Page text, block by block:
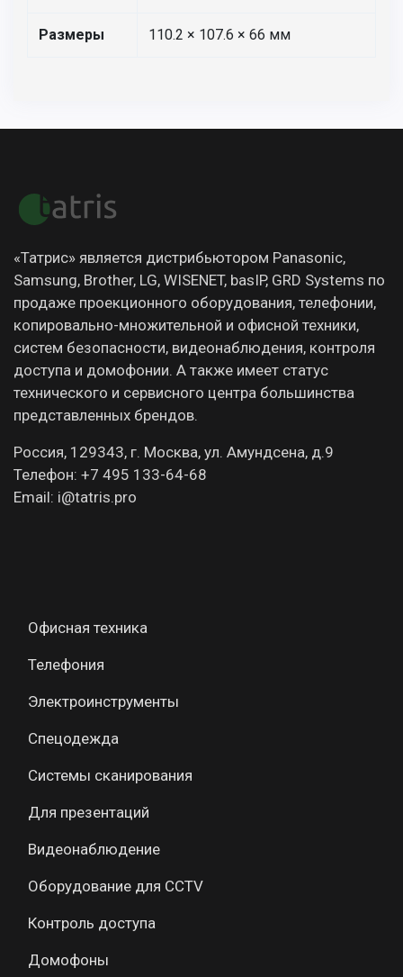
Размеры 110.2 × 107.6 × 66 мм
«Татрис» является дистрибьютором Panasonic,
Samsung, Brother, LG, WISENET, basIP, GRD Systems по
продаже проекционного оборудования, телефонии,
копировально-множительной и офисной техники,
систем безопасности, видеонаблюдения, контроля
доступа и домофонии. А также имеет статус
технического и сервисного центра большинства
представленных брендов.
Россия, 129343, г. Москва, ул. Амундсена, д.9
Телефон: +7 495 133-64-68
Email: i@tatris.pro
Офисная техника
Телефония
Электроинструменты
Спецодежда
Системы сканирования
Для презентаций
Видеонаблюдение
Оборудование для CCTV
Контроль доступа
Домофоны